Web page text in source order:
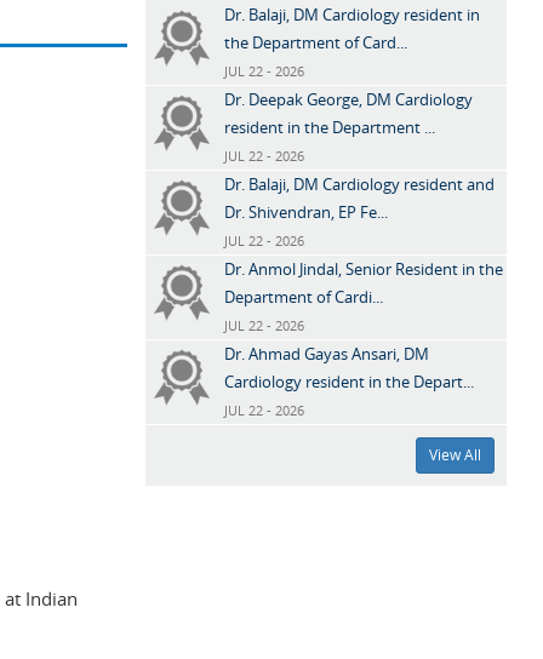
at Indian
Dr. Balaji, DM Cardiology resident in
the Department of Card...
JUL 22 - 2026
Dr. Deepak George, DM Cardiology
resident in the Department ...
JUL 22 - 2026
Dr. Balaji, DM Cardiology resident and
Dr. Shivendran, EP Fe...
JUL 22 - 2026
Dr. Anmol Jindal, Senior Resident in the
Department of Cardi...
JUL 22 - 2026
Dr. Ahmad Gayas Ansari, DM
Cardiology resident in the Depart...
JUL 22 - 2026
View All